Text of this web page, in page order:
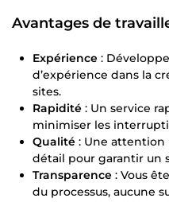
Avantages de
Expérience :
d’expérience dans la
sites.
Rapidité : Un service
minimiser les
Qualité : Une attention
détail pour garantir un
Transparence : Vous
du processus, aucune